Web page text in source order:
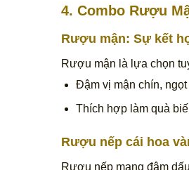
4. Combo Rượu
Rượu mận: Sự kết
Rượu mận là lựa chọn
Đậm vị mận chín,
Thích hợp làm quà
Rượu nếp cái hoa
Rượu nếp mang đậm